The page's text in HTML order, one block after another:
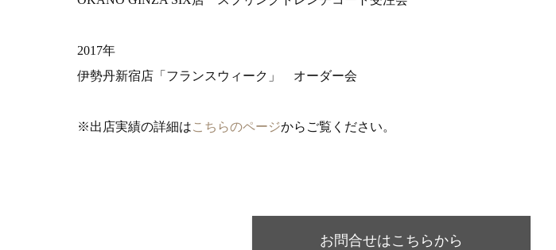
2017年
伊勢丹新宿店「フランスウィーク」 オーダー会
※出店実績の詳細はこちらのページからご覧ください。
お問合せはこちらから